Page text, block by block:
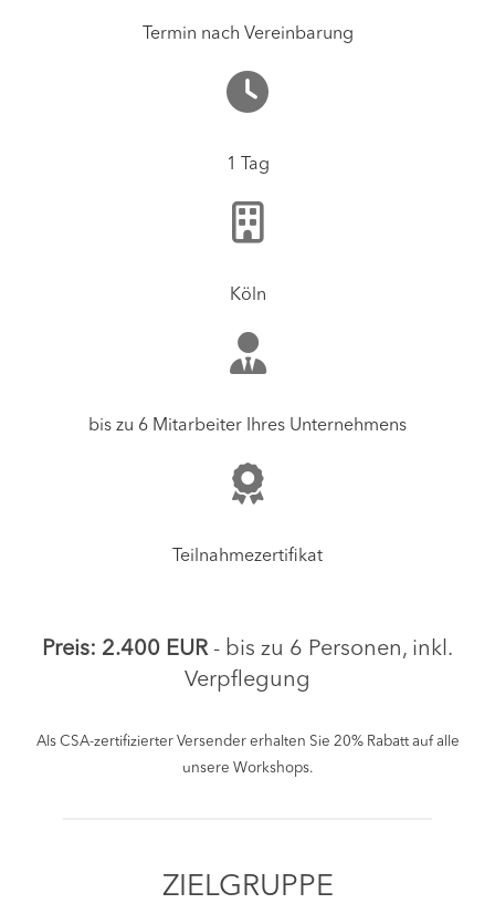
Termin nach Vereinbarung
1 Tag
Köln
bis zu 6 Mitarbeiter Ihres Unternehmens
Teilnahmezertifikat
Preis: 2.400 EUR- bis zu 6 Personen, inkl.
Verpflegung
Als CSA-zertifizierter Versender erhalten Sie 20% Rabatt auf alle
unsere Workshops.
ZIELGRUPPE